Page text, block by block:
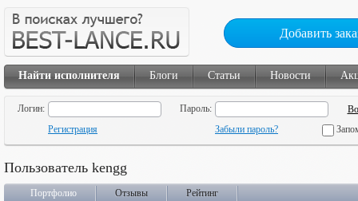
Добавить
Найти исполнителя Блоги Статьи Новости
Логин:
Пароль:
Регистрация
Забыли пароль?
Пользователь kengg
Портфолио Отзывы Рейтинг